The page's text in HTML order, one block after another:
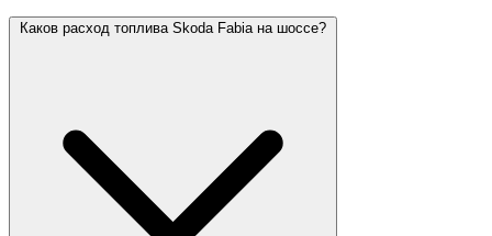
Каков расход топлива Skoda Fabia на шоссе?